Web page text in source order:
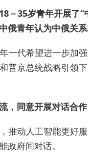
35岁青年开展了“
俄青年认为中俄关
一代希望进一步加
普京总统战略引领
，同意开展对话合
推动人工智能更好
府间对话。